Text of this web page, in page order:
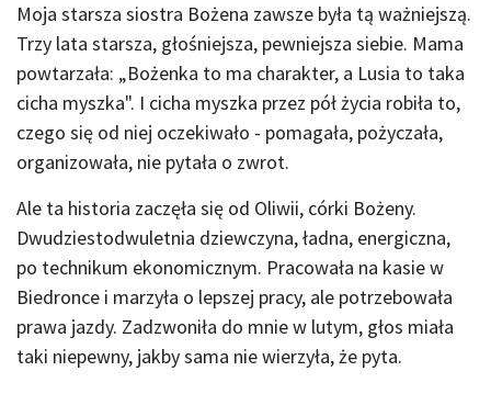
Moja starsza siostra Bożena zawsze była tą ważniejszą.
Trzy lata starsza, głośniejsza, pewniejsza siebie. Mama
powtarzała: „Bożenka to ma charakter, a Lusia to taka
cicha myszka". I cicha myszka przez pół życia robiła to,
czego się od niej oczekiwało - pomagała, pożyczała,
organizowała, nie pytała o zwrot.
Ale ta historia zaczęła się od Oliwii, córki Bożeny.
Dwudziestodwuletnia dziewczyna, ładna, energiczna,
po technikum ekonomicznym. Pracowała na kasie w
Biedronce i marzyła o lepszej pracy, ale potrzebowała
prawa jazdy. Zadzwoniła do mnie w lutym, głos miała
taki niepewny, jakby sama nie wierzyła, że pyta.